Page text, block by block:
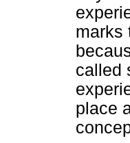
marks
called
place